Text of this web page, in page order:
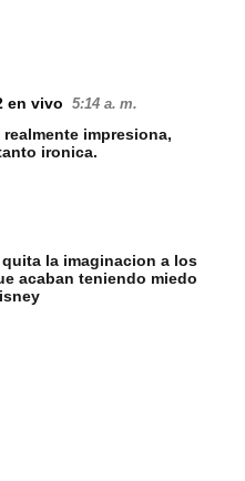
en vivo 5:14 a. m.
impresiona,
ironica.
la imaginacion a los
acaban teniendo miedo